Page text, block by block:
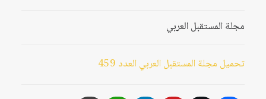
مجلة المستقبل العربي
تحميل مجلة المستقبل العربي العدد 459